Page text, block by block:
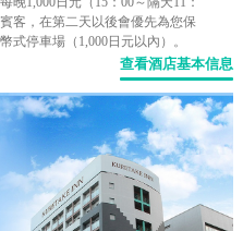
客，在第二天以後會優先為您保
停車場（1,000日元以內）。
查看酒店基本信息